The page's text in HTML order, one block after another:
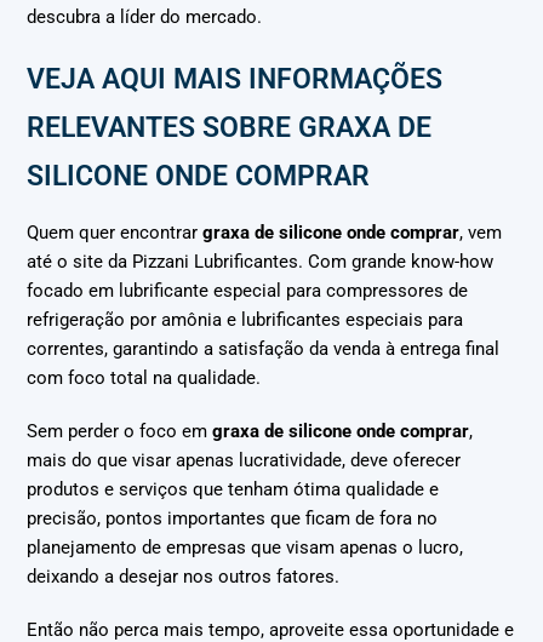
descubra a líder do mercado.
VEJA AQUI MAIS INFORMAÇÕES
RELEVANTES SOBRE GRAXA DE
SILICONE ONDE COMPRAR
Quem quer encontrargraxa de silicone onde comprar, vem
até o site da Pizzani Lubrificantes. Com grande know-how
focado em lubrificante especial para compressores de
refrigeração por amônia e lubrificantes especiais para
correntes, garantindo a satisfação da venda à entrega final
com foco total na qualidade.
Sem perder o foco emgraxa de silicone onde comprar,
mais do que visar apenas lucratividade, deve oferecer
produtos e serviços que tenham ótima qualidade e
precisão, pontos importantes que ficam de fora no
planejamento de empresas que visam apenas o lucro,
deixando a desejar nos outros fatores.
Então não perca mais tempo, aproveite essa oportunidade e